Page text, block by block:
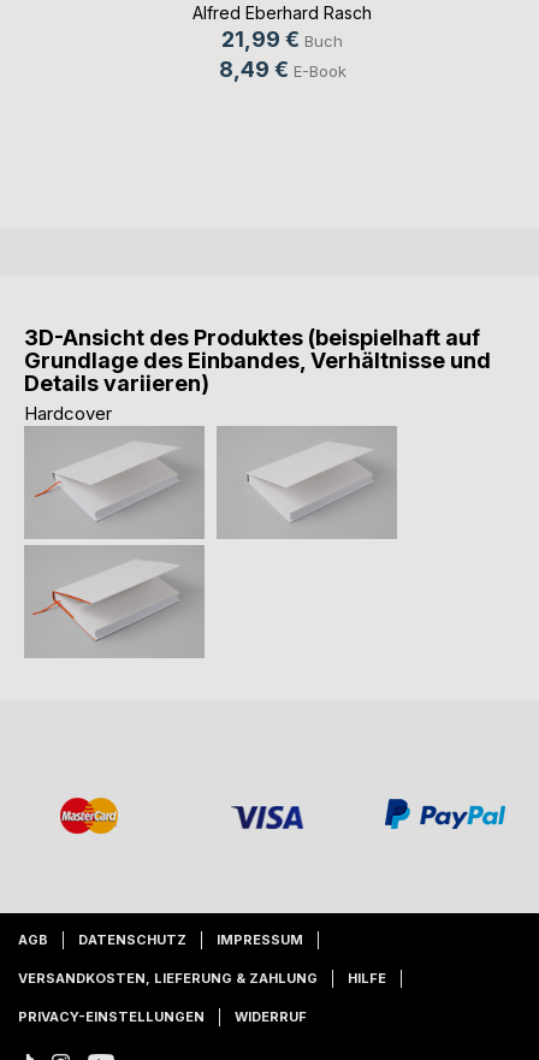
Alfred Eberhard Rasch
21,99 € Buch
8,49 € E-Book
3D-Ansicht des Produktes (beispielhaft auf
Grundlage des Einbandes, Verhältnisse und
Details variieren)
Hardcover
AGB DATENSCHUTZ IMPRESSUM
VERSANDKOSTEN, LIEFERUNG & ZAHLUNG HILFE
PRIVACY-EINSTELLUNGEN WIDERRUF